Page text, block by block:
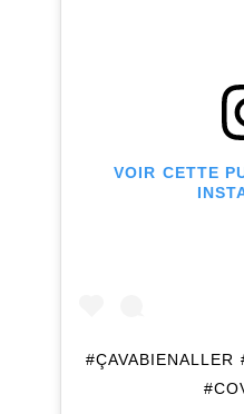
VOIR CETTE
#ÇAVABIENALLER